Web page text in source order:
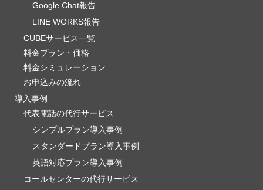
Google Chat報告
LINE WORKS報告
CUBEサービス一覧
料金プラン・価格
料金シミュレーション
お申込みの流れ
導入事例
代表電話の代行サービス
シンプルプラン導入事例
スタンダードプラン導入事例
英語対応プラン導入事例
コールセンターの代行サービス